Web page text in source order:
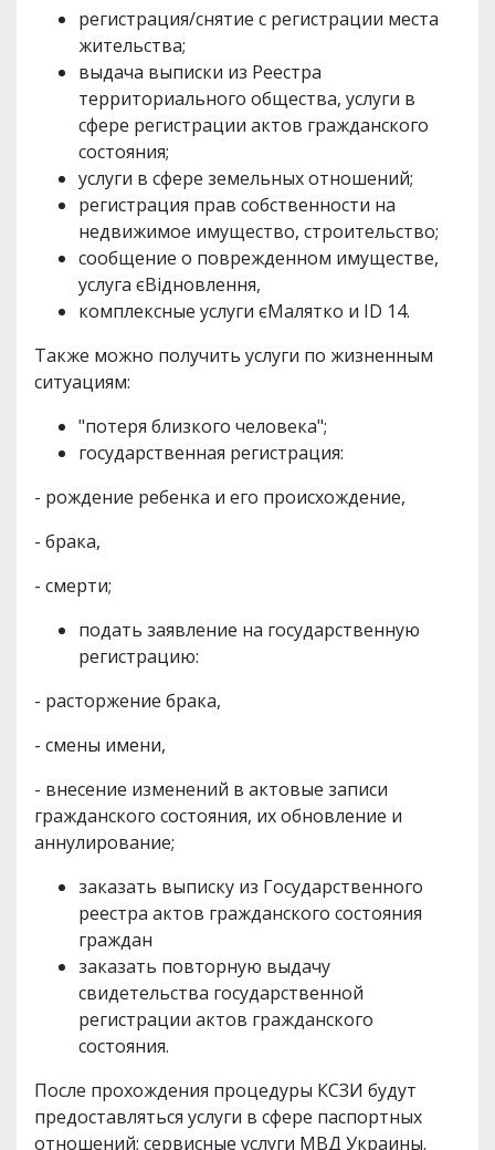
регистрация/снятие с регистрации места
жительства;
выдача выписки из Реестра
территориального общества, услуги в
сфере регистрации актов гражданского
состояния;
услуги в сфере земельных отношений;
регистрация прав собственности на
недвижимое имущество, строительство;
сообщение о поврежденном имуществе,
услуга єВідновлення,
комплексные услуги єМалятко и ID 14.
Также можно получить услуги по жизненным
ситуациям:
"потеря близкого человека";
государственная регистрация:
- рождение ребенка и его происхождение,
- брака,
- смерти;
подать заявление на государственную
регистрацию:
- расторжение брака,
- смены имени,
- внесение изменений в актовые записи
гражданского состояния, их обновление и
аннулирование;
заказать выписку из Государственного
реестра актов гражданского состояния
граждан
заказать повторную выдачу
свидетельства государственной
регистрации актов гражданского
состояния.
После прохождения процедуры КСЗИ будут
предоставляться услуги в сфере паспортных
отношений; сервисные услуги МВД Украины.